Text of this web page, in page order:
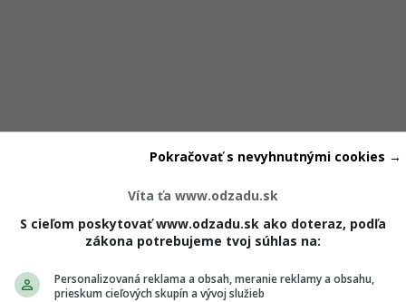
sú na chudnutie
k tomu, aby vyzerali dobre, no bicepsy sú tak malá
nedá spáliť takmer žiaden tuk. Cvičenia zamerané na
Víta ťa www.odzadu.sk
S cieľom poskytovať www.odzadu.sk ako doteraz, podľa
zákona potrebujeme tvoj súhlas na:
Personalizovaná reklama a obsah, meranie reklamy a obsahu,
prieskum cieľových skupín a vývoj služieb
Pokračovať s nevyhnutnými cookies →